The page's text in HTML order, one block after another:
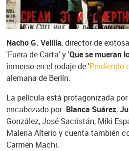
Nacho G. Velilla, director de
'Fuera de Carta' y 'Que se mueran
inmerso en el rodaje de 'Perdiendo
alemana de Berlín.
La película está protagonizada
encabezado por Blanca Suárez,
González, José Sacristán, Miki
Malena Alterio y cuenta también
Carmen Machi.